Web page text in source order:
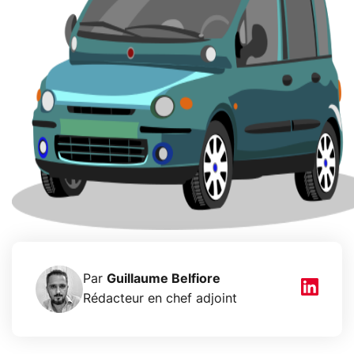
Par Guillaume Belfiore
Rédacteur en chef adjoint